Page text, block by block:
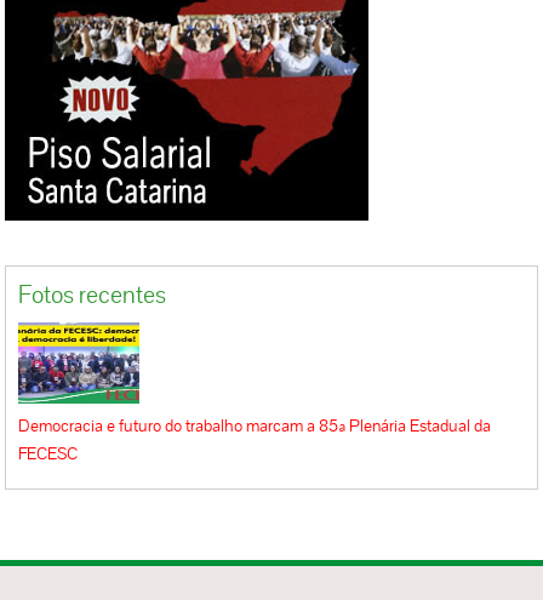
transformação. Durante o 12º Concut –
Congresso Nacional da CUT, nossa Central
reafirmou seu engajamento contra o racismo
ao firmar o compromisso com a luta durante a
Década Internacional dos Afrodescendentes e
apoiar as ações de combate a...
Fotos recentes
Democracia e futuro do trabalho marcam a 85ª Plenária Estadual da
FECESC